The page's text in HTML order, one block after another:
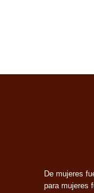
De mujeres
para mujeres